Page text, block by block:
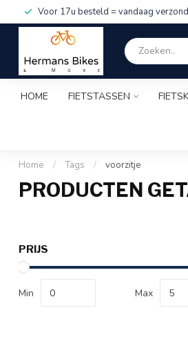
Voor 17u besteld = vandaag
HOME FIETSTASSEN
Home / Tags / voorzitje
PRODUCTEN
PRIJS
Min Max